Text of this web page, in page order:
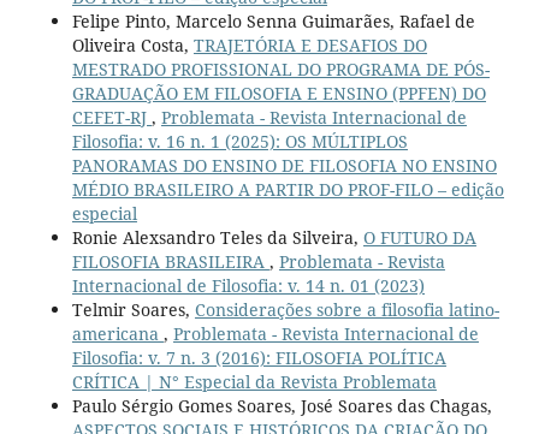
Felipe Pinto, Marcelo Senna Guimarães, Rafael de
Oliveira Costa, TRAJETÓRIA E DESAFIOS DO
MESTRADO PROFISSIONAL DO PROGRAMA DE PÓS-
GRADUAÇÃO EM FILOSOFIA E ENSINO (PPFEN) DO
CEFET-RJ , Problemata - Revista Internacional de
Filosofia: v. 16 n. 1 (2025): OS MÚLTIPLOS
PANORAMAS DO ENSINO DE FILOSOFIA NO ENSINO
MÉDIO BRASILEIRO A PARTIR DO PROF-FILO – edição
especial
Ronie Alexsandro Teles da Silveira, O FUTURO DA
FILOSOFIA BRASILEIRA , Problemata - Revista
Internacional de Filosofia: v. 14 n. 01 (2023)
Telmir Soares, Considerações sobre a filosofia latino-
americana , Problemata - Revista Internacional de
Filosofia: v. 7 n. 3 (2016): FILOSOFIA POLÍTICA
CRÍTICA | N° Especial da Revista Problemata
Paulo Sérgio Gomes Soares, José Soares das Chagas,
ASPECTOS SOCIAIS E HISTÓRICOS DA CRIAÇÃO DO